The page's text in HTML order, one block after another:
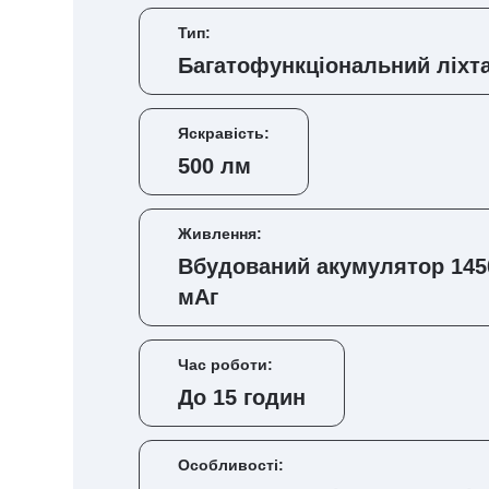
Тип:
Багатофункціональний
Яскравість:
500 лм
Живлення:
Вбудований акумулятор
мАг
Час роботи:
До 15 годин
Особливості: